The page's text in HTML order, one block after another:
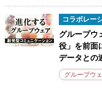
コラボレー
グループウ
役」を前面
データとの
グループウ